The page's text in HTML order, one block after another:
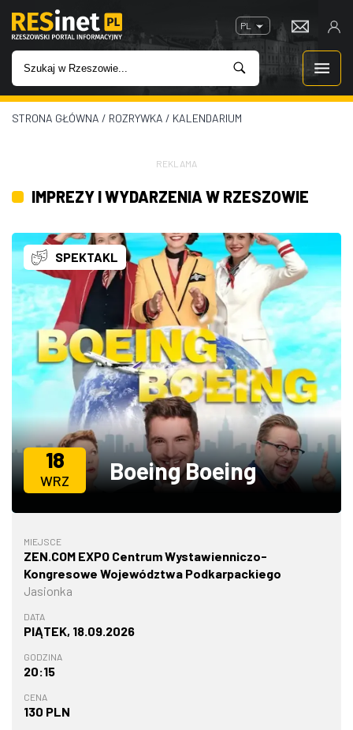
PL
WIADOMOŚCI
IMPREZY
ROZRYWKA
W KINACH
GASTRONOMIA
ZDJĘCIA
W RZESZOWIE
STRONA GŁÓWNA / ROZRYWKA / KALENDARIUM
REKLAMA
IMPREZY I WYDARZENIA W RZESZOWIE
SPEKTAKL
18
WRZ Boeing Boeing
MIEJSCE
ZEN.COM EXPO Centrum Wystawienniczo-
Kongresowe Województwa Podkarpackiego
Jasionka
DATA
PIĄTEK, 18.09.2026
GODZINA
20:15
CENA
130 PLN